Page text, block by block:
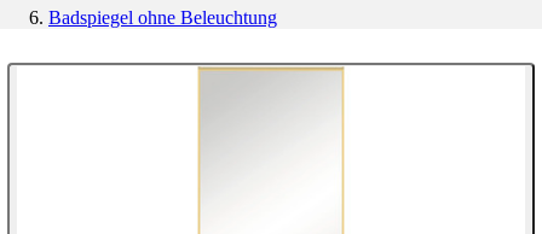
Badspiegel ohne Beleuchtung